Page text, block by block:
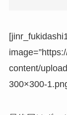
content/
300×300-